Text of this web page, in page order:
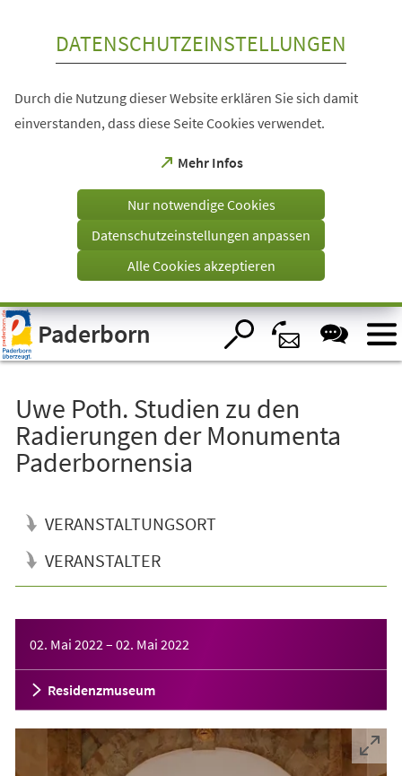
Visuelle
Assistenzsoftware
öffnen.
DATENSCHUTZEINSTELLUNGEN
Durch die Nutzung dieser Website erklären Sie sich damit
einverstanden, dass diese Seite Cookies verwendet.
Mehr Infos
(Öffnet
einem
Tab)
Nur notwendige Cookies
Datenschutzeinstellungen anpassen
Alle Cookies akzeptieren
Paderborn
Uwe Poth. Studien zu den
Radierungen der Monumenta
Paderbornensia
VERANSTALTUNGSORT
VERANSTALTER
02. Mai 2022 – 02. Mai 2022
Residenzmuseum